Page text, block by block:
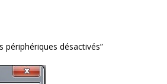
périphériques désactivés”